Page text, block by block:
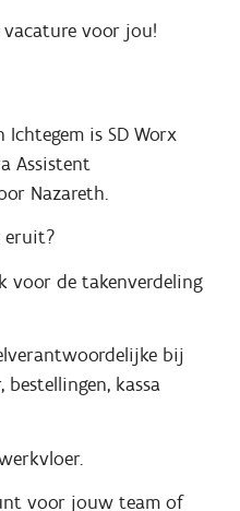
vacature voor jou!
is SD Worx
Assistent
Nazareth.
eruit?
voor de takenverdeling
bij
bestellingen, kassa
voor jouw team of